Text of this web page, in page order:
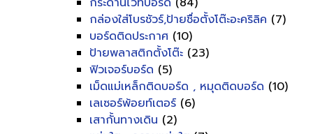
กล่องใส่โบรชัวร์,ป้ายชื่อตั้งโต๊ะอะคริลิค (7)
บอร์ดติดประกาศ (10)
ป้ายพลาสติกตั้งโต๊ะ (23)
ฟิวเจอร์บอร์ด (5)
เม็ดแม่เหล็กติดบอร์ด , หมุดติดบอร์ด (10)
เลเซอร์พ้อยท์เตอร์ (6)
เสากั้นทางเดิน (2)